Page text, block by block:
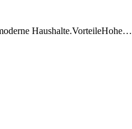
Haushalte.VorteileHohe…